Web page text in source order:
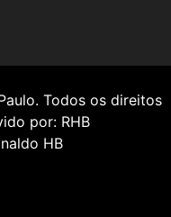
. Todos os direitos
por: RHB
HB